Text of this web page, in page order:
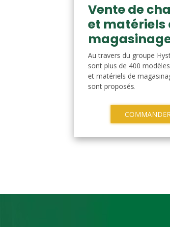
Vente de
et matériels
Au travers du groupe
sont plus de 400
et matériels de
sont proposés.
COMMANDER